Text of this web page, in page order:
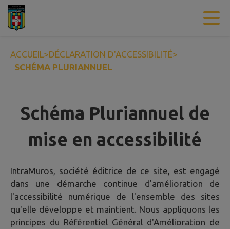
Contenu
ACCUEIL>DÉCLARATION D'ACCESSIBILITÉ>
SCHÉMA PLURIANNUEL
Schéma Pluriannuel de
mise en accessibilité
IntraMuros, société éditrice de ce site, est engagé
dans une démarche continue d'amélioration de
l'accessibilité numérique de l'ensemble des sites
qu'elle développe et maintient. Nous appliquons les
principes du Référentiel Général d'Amélioration de